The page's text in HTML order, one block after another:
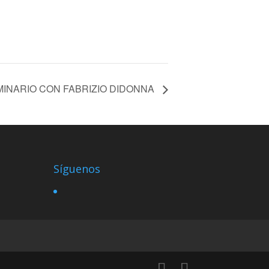
CON FABRIZIO DIDONNA
Síguenos